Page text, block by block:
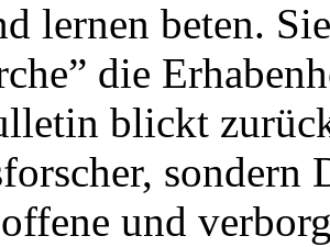
lernen beten.
die
blickt
sondern
und